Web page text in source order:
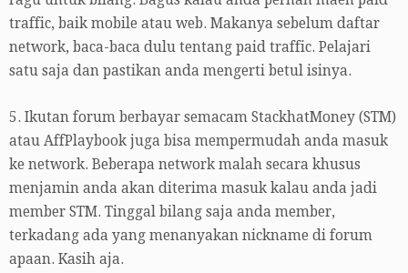
traffic, baik mobile atau web. Makanya sebelum daftar
network, baca-baca dulu tentang paid traffic. Pelajari
satu saja dan pastikan anda mengerti betul isinya.
5. Ikutan forum berbayar semacam StackhatMoney (STM)
atau AffPlaybook juga bisa mempermudah anda masuk
ke network. Beberapa network malah secara khusus
menjamin anda akan diterima masuk kalau anda jadi
member STM. Tinggal bilang saja anda member,
terkadang ada yang menanyakan nickname di forum
apaan. Kasih aja.